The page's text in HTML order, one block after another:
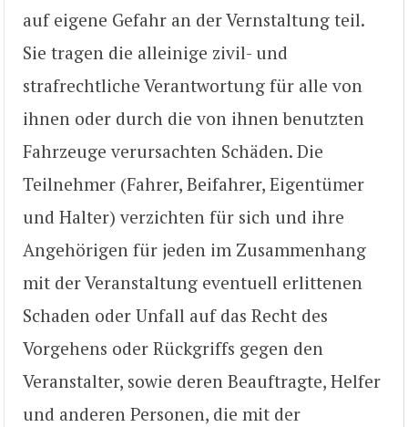
auf eigene Gefahr an der Vernstaltung teil.
Sie tragen die alleinige zivil- und
strafrechtliche Verantwortung für alle von
ihnen oder durch die von ihnen benutzten
Fahrzeuge verursachten Schäden. Die
Teilnehmer (Fahrer, Beifahrer, Eigentümer
und Halter) verzichten für sich und ihre
Angehörigen für jeden im Zusammenhang
mit der Veranstaltung eventuell erlittenen
Schaden oder Unfall auf das Recht des
Vorgehens oder Rückgriffs gegen den
Veranstalter, sowie deren Beauftragte, Helfer
und anderen Personen, die mit der